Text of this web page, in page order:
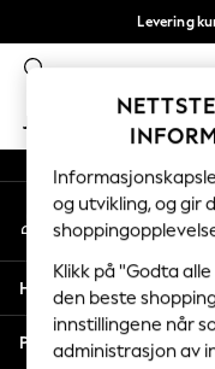
Levering
Vi
JENTER GUTTER
GIRLS
New In
50 - 92cm
98 - 110cm
116 - 134cm
140 - 174cm
Trending:
An error occurred on
Min konto
Logg inn på kontoen
Hjelp
Personvern & Juridisk
og utvikling, og gir
Klikk på "Godta
den beste
innstillingene når
administrasjon av